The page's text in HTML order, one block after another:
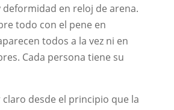
en reloj de arena.
todo con el pene en
todos a la vez ni en
Cada persona tiene su
desde el principio que la